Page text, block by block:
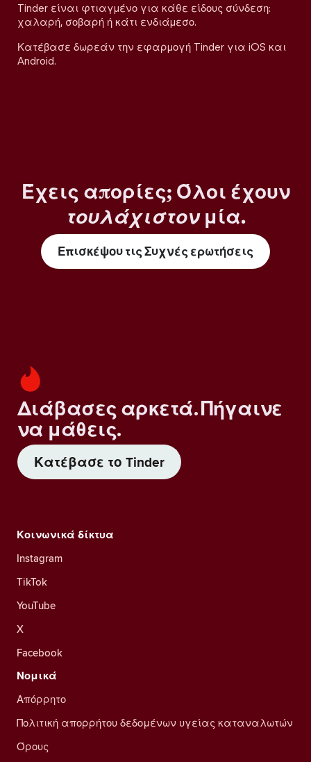
Tinder είναι φτιαγμένο για κάθε είδους σύνδεση:
χαλαρή, σοβαρή ή κάτι ενδιάμεσο.
Κατέβασε δωρεάν την εφαρμογή Tinder για iOS και
Android.
Έχεις απορίες; Όλοι έχουν
τουλάχιστονμία.
Επισκέψου τις Συχνές ερωτήσεις
Διάβασες αρκετά. Πήγαινε
να μάθεις.
Κατέβασε το Tinder
Κοινωνικά δίκτυα
Instagram
TikTok
YouTube
X
Facebook
Νομικά
Απόρρητο
Πολιτική απορρήτου δεδομένων υγείας καταναλωτών
Όρους